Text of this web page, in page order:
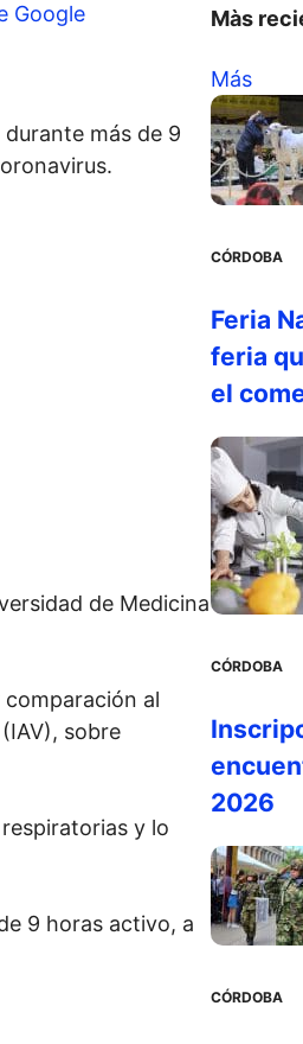
Google
durante más de 9
de Medicina
al
sobre
y lo
9 horas activo, a
Màs
Más
CÓRDOBA
Feria
feria
el
CÓRDOBA
2026
CÓRDOBA